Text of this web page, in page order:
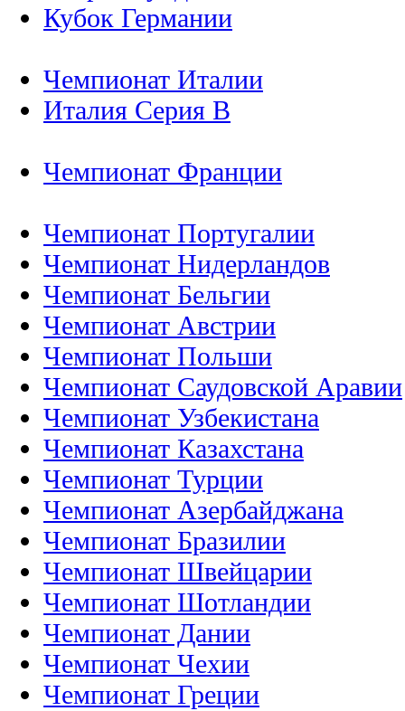
Кубок Германии
Чемпионат Италии
Италия Серия B
Чемпионат Франции
Чемпионат Португалии
Чемпионат Нидерландов
Чемпионат Бельгии
Чемпионат Австрии
Чемпионат Польши
Чемпионат Саудовской Аравии
Чемпионат Узбекистана
Чемпионат Казахстана
Чемпионат Турции
Чемпионат Азербайджана
Чемпионат Бразилии
Чемпионат Швейцарии
Чемпионат Шотландии
Чемпионат Дании
Чемпионат Чехии
Чемпионат Греции